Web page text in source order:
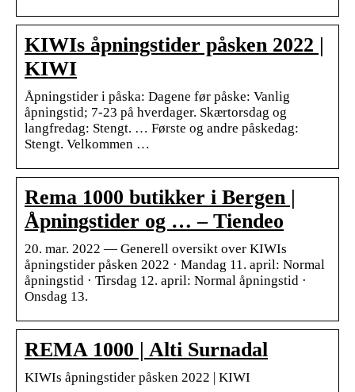
KIWIs åpningstider påsken 2022 |
KIWI
Åpningstider i påska: Dagene før påske: Vanlig
åpningstid; 7-23 på hverdager. Skærtorsdag og
langfredag: Stengt. … Første og andre påskedag:
Stengt. Velkommen …
Rema 1000 butikker i Bergen |
Åpningstider og … – Tiendeo
20. mar. 2022 — Generell oversikt over KIWIs
åpningstider påsken 2022 · Mandag 11. april: Normal
åpningstid · Tirsdag 12. april: Normal åpningstid ·
Onsdag 13.
REMA 1000 | Alti Surnadal
KIWIs åpningstider påsken 2022 | KIWI